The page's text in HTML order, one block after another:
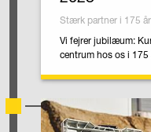
Stærk partner i 175 år
Vi fejrer jubilæum:
centrum hos os i 175